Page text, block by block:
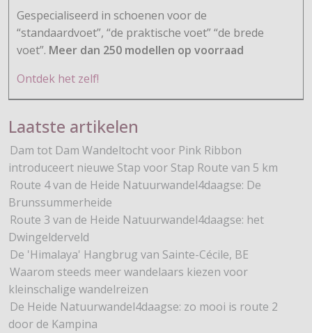
Gespecialiseerd in schoenen voor de
“standaardvoet”, “de praktische voet” “de brede
voet”. Meer dan 250 modellen op voorraad
Ontdek het zelf!
Laatste artikelen
Dam tot Dam Wandeltocht voor Pink Ribbon
introduceert nieuwe Stap voor Stap Route van 5 km
Route 4 van de Heide Natuurwandel4daagse: De
Brunssummerheide
Route 3 van de Heide Natuurwandel4daagse: het
Dwingelderveld
De 'Himalaya' Hangbrug van Sainte-Cécile, BE
Waarom steeds meer wandelaars kiezen voor
kleinschalige wandelreizen
De Heide Natuurwandel4daagse: zo mooi is route 2
door de Kampina